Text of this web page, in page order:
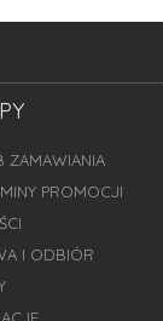
ZAMAWIANIA
PROMOCJI
I ODBIÓR